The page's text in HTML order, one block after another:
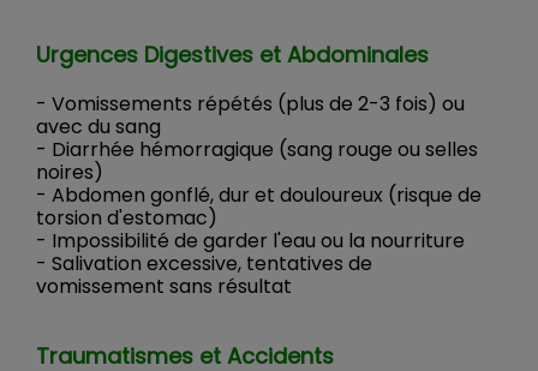
Urgences Digestives et Abdominales
- Vomissements répétés (plus de 2-3 fois) ou
avec du sang
- Diarrhée hémorragique (sang rouge ou selles
noires)
- Abdomen gonflé, dur et douloureux (risque de
torsion d'estomac)
- Impossibilité de garder l'eau ou la nourriture
- Salivation excessive, tentatives de
vomissement sans résultat
Traumatismes et Accidents